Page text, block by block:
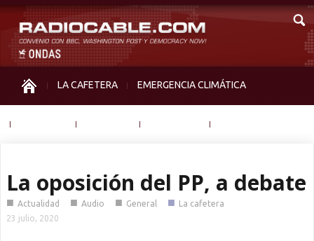
LA CAFETERA EMERGENCIA CLIMÁTICA
La oposición del PP, a debate
■ Actualidad ■ Audio ■ General ■ La cafetera
23 julio, 2020